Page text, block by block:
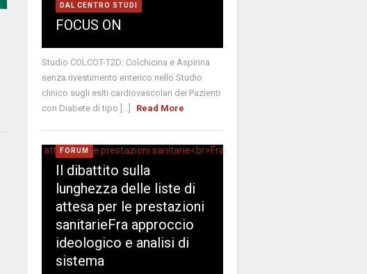
DAL CENTRO STUDI
FOCUS ON
Studio COLCOT-T2D: Colchicina e Aspirina
senza rivestimento enterico nello Studio
clinico sugli esiti cardiovascolari dei Pazienti
con Diabete di tipo [...]
Read More
FORUM
Il dibattito sulla
lunghezza delle liste di
attesa per le prestazioni
sanitarieFra approccio
ideologico e analisi di
sistema